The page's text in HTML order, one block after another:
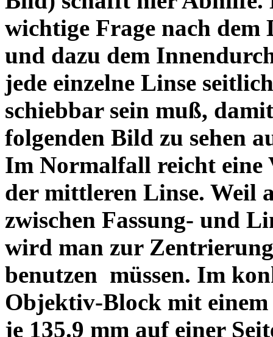
wichtige Frage nach dem
und dazu dem
jede einzelne Linse
schiebbar sein muß,
folgenden Bild zu sehen
Im Normalfall reicht eine
der mittleren Linse. Weil
zwischen Fassung- und
wird man zur
benutzen müssen. Im
Objektiv-Block mit einem
je 135.9 mm auf einer